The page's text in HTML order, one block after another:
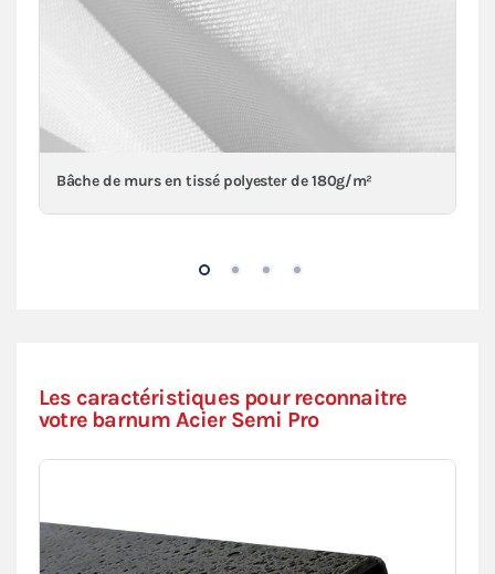
Bâche de murs en tissé polyester de 180g/m²
Les caractéristiques pour reconnaitre
votre barnum Acier Semi Pro